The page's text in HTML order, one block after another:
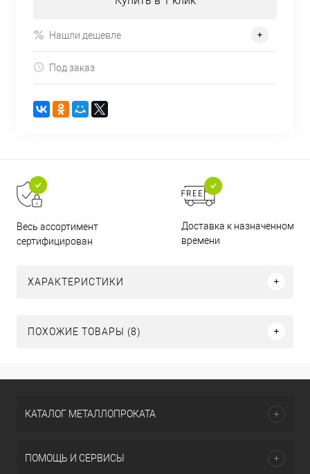
Нашли дешевле
Под заказ
Весь ассортимент
сертифицирован
Доставка к назначенному
времени
ХАРАКТЕРИСТИКИ
ПОХОЖИЕ ТОВАРЫ (8)
КАТАЛОГ МЕТАЛЛОПРОКАТА
ПОМОЩЬ И СЕРВИСЫ